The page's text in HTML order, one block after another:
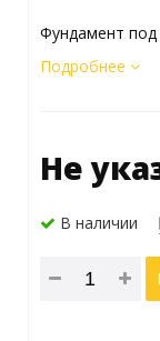
Фундамент
Подробнее
Не
В наличии